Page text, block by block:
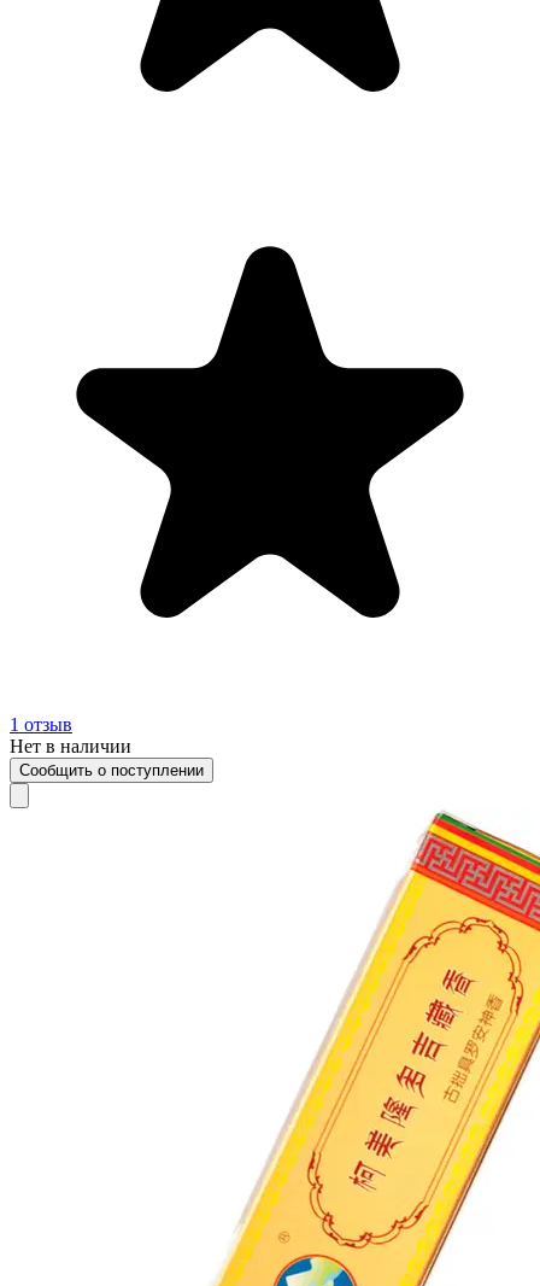
1 отзыв
Нет в наличии
Сообщить о поступлении